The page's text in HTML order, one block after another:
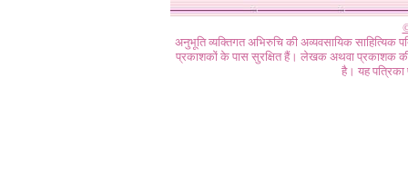
अनुभूति व्यक्तिगत अभिरुचि की अव्यवसायिक
प्रकाशकों के पास सुरक्षित हैं। लेखक अथवा प्रकाशक की
है। यह पत्रिका